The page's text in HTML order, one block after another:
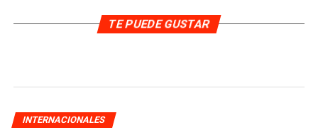
TE PUEDE GUSTAR
INTERNACIONALES